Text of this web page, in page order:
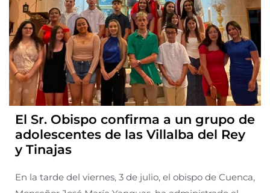
El Sr. Obispo confirma a un grupo de
adolescentes de las Villalba del Rey
y Tinajas
En la tarde del viernes, 3 de julio, el obispo de Cuenca,